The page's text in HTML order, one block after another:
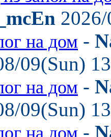
на дом -
09(Sun)
на дом -
09(Sun)
на дом -